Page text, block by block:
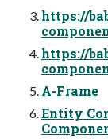
https://
https://
A-Frame
Entity